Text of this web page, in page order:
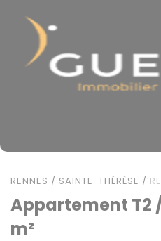
RENNES / SAINTE-THÉRÈSE /
Appartement T2
m²